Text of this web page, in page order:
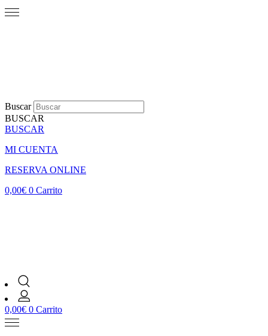
Buscar
BUSCAR
BUSCAR
MI CUENTA
RESERVA ONLINE
0,00€ 0 Carrito
0,00€ 0 Carrito